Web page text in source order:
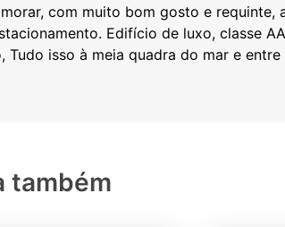
com muito bom gosto e requinte,
Edifício de luxo, classe
isso à meia quadra do mar e
também